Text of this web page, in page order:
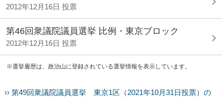
2012年12月16日 投票
第46回衆議院議員選挙 比例・東京ブロック
2012年12月16日 投票
※選挙履歴は、政治山に登録されている選挙情報を表示しています。
›› 第49回衆議院議員選挙 東京1区（2021年10月31日投票）の